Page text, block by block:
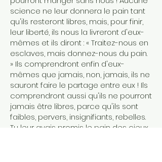
science ne leur donnera le pain tant
qu'ils resteront libres, mais, pour finir,
leur liberté, ils nous la livreront d'eux-
mêmes et ils diront : « Traitez-nous en
esclaves, mais donnez-nous du pain.
» Ils comprendront enfin d'eux-
mêmes que jamais, non, jamais, ils ne
sauront faire le partage entre eux ! Ils
comprendront aussi qu'ils ne pourront
jamais être libres, parce qu'ils sont
faibles, pervers, insignifiants, rebelles.
Tu leur avais promis le pain des cieux,